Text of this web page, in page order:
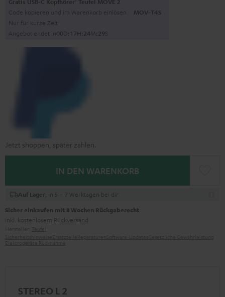
Gratis USB-C Kopfhörer Teufel MOVE 2
Code kopieren und im Warenkorb einlösen. MOV-T4S
Nur für kurze Zeit
Angebot endet in00D:17H: 24M: 28S
Jetzt shoppen, später zahlen.
IN DEN WARENKORB
Auf Lager , in 5 – 7 Werktagen bei dir
Sicher einkaufen mit 8 Wochen Rückgaberecht
inkl. kostenlosem Rückversand
STEREO L 2